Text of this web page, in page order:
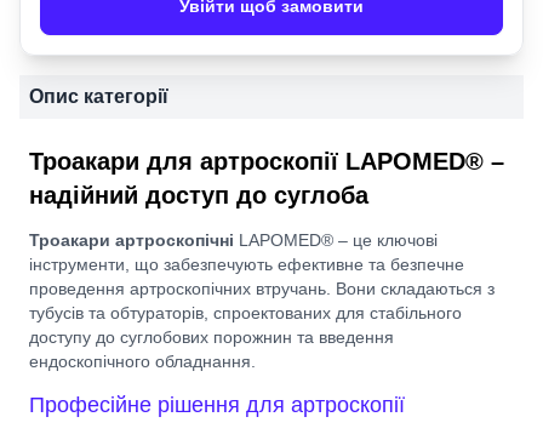
Увійти щоб замовити
Опис категорії
Троакари для артроскопії LAPOMED® –
надійний доступ до суглоба
Троакари артроскопічні LAPOMED® – це ключові
інструменти, що забезпечують ефективне та безпечне
проведення артроскопічних втручань. Вони складаються з
тубусів та обтураторів, спроектованих для стабільного
доступу до суглобових порожнин та введення
ендоскопічного обладнання.
Професійне рішення для артроскопії